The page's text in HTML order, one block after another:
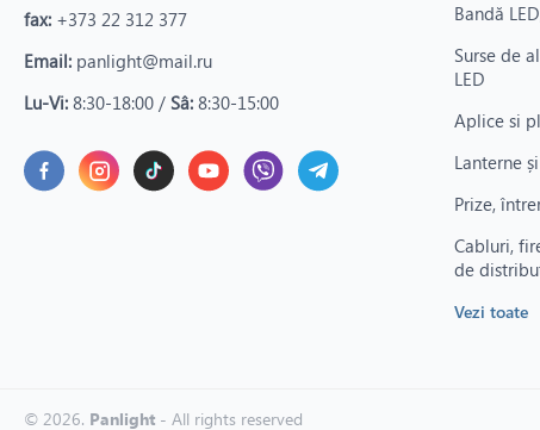
fax: +373 22 312 377
Email: panlight@mail.ru
Lu-Vi: 8:30-18:00 / Sâ: 8:30-15:00
Bandă
Surse de
LED
Aplice si
Lanterne
Prize,
Cabluri,
de
Vezi toate
© 2026. Panlight - All rights reserved